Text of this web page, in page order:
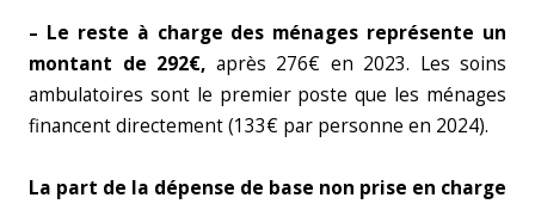
– Le reste à charge des ménages représente un
montant de 292€, après 276€ en 2023. Les soins
ambulatoires sont le premier poste que les ménages
financent directement (133€ par personne en 2024).
La part de la dépense de base non prise en charge